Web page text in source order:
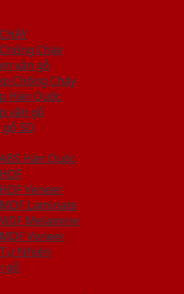
Cháy
vân gỗ
Chống Cháy
Hàn Quốc
vân gỗ
gỗ 5D
Hàn Quốc
Veneer
Laminate
Melamine
Veneer
Nhiên
gỗ